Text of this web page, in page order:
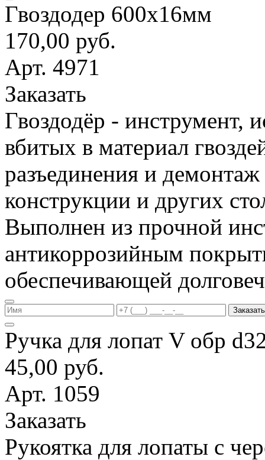
Гвоздодер 600х16мм
170,00 руб.
Арт. 4971
Заказать
Гвоздодёр - инструмент,
вбитых в материал
разъединения и
конструкции и других
Выполнен из прочной
антикоррозийным
обеспечивающей
Заказать
Ручка для лопат V обр
45,00 руб.
Арт. 1059
Заказать
Рукоятка для лопаты с